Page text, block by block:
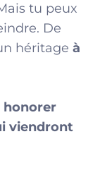
tu peux
De
héritage à
honorer
viendront